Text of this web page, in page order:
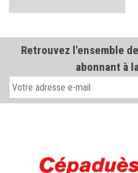
Retrouvez l'ensemble
abonnant à